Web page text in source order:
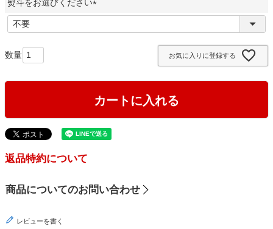
須
)
熨斗をお選びください
必
お気に入りに登録する
カートに入れる
返品特約について
商品についてのお問い合わせ
レビューを書く